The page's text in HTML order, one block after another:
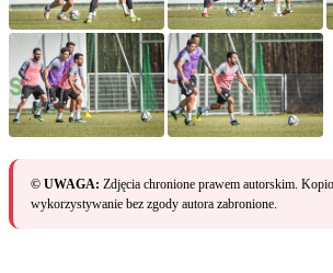
© UWAGA: Zdjęcia chronione prawem autorskim.
wykorzystywanie bez zgody autora zabronione.